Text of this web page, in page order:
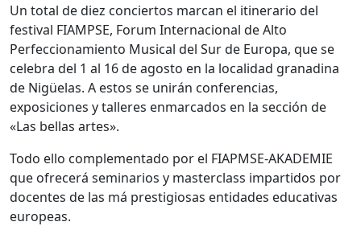
Un total de diez conciertos marcan el itinerario del
festival FIAMPSE, Forum Internacional de Alto
Perfeccionamiento Musical del Sur de Europa, que se
celebra del 1 al 16 de agosto en la localidad granadina
de Nigüelas. A estos se unirán conferencias,
exposiciones y talleres enmarcados en la sección de
«Las bellas artes».
Todo ello complementado por el FIAPMSE-AKADEMIE
que ofrecerá seminarios y masterclass impartidos por
docentes de las má prestigiosas entidades educativas
europeas.